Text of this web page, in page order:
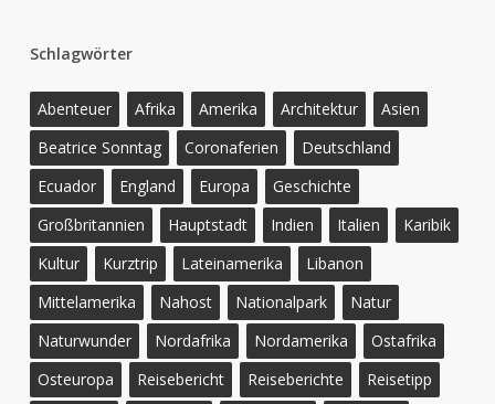
Schlagwörter
Abenteuer Afrika Amerika Architektur
Asien
Beatrice Sonntag
Coronaferien
Deutschland
Ecuador
England Europa
Geschichte
Großbritannien
Hauptstadt Indien Italien
Karibik
Kultur
Kurztrip Lateinamerika
Libanon
Mittelamerika
Nahost Nationalpark
Natur
Naturwunder
Nordafrika Nordamerika
Ostafrika
Osteuropa
Reisebericht Reiseberichte Reisetipp